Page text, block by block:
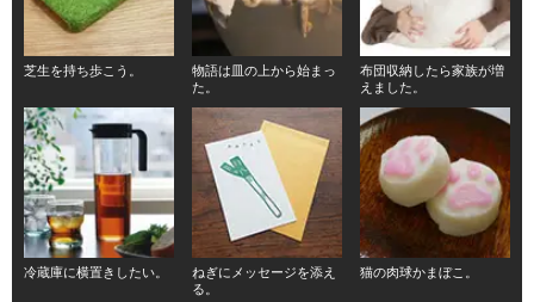
芝生を持ち歩こう。
物語は皿の上から始まっ
た。
布団収納したら家族が増
えました。
冷蔵庫に横置きしたい。
ねぎにメッセージを添え
る。
猫の肉球かまぼこ。